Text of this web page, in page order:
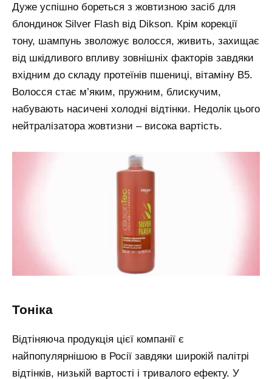
Дуже успішно бореться з жовтизною засіб для
блондинок Silver Flash від Dikson. Крім корекції
тону, шампунь зволожує волосся, живить, захищає
від шкідливого впливу зовнішніх факторів завдяки
вхідним до складу протеїнів пшениці, вітаміну B5.
Волосся стає м’яким, пружним, блискучим,
набувають насичені холодні відтінки. Недолік цього
нейтралізатора жовтизни – висока вартість.
тоніка
Відтіняюча продукція цієї компанії є
найпопулярнішою в Росії завдяки широкій палітрі
відтінків, низькій вартості і тривалого ефекту. У